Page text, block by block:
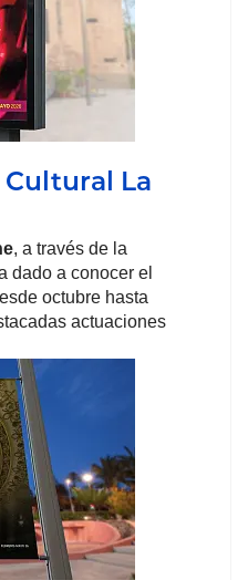
La
, a través de la
dado a conocer el
octubre hasta
actuaciones